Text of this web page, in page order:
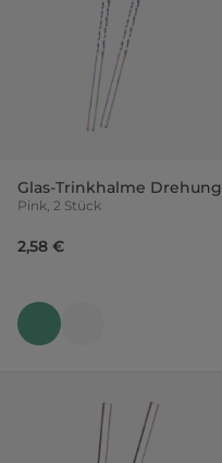
Glas-Trinkhalme Drehung
Pink, 2 Stück
2,58 €